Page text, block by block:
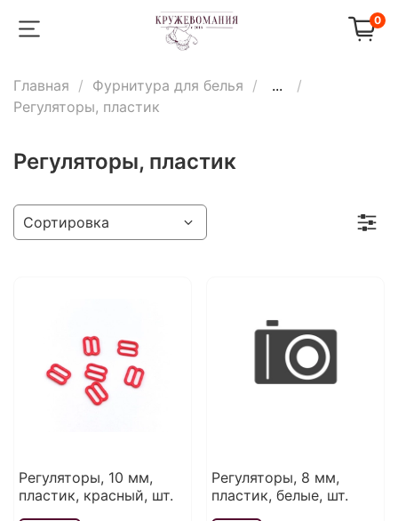
0
Главная Фурнитура для белья
...
Регуляторы, пластик
Регуляторы, пластик
Регуляторы, 10 мм,
пластик, красный, шт.
Регуляторы, 8 мм,
пластик, белые, шт.